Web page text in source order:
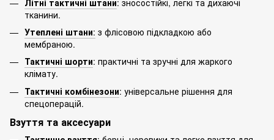
тканини.
Утеплені штани: з флісовою підкладкою або
мембраною.
Тактичні шорти: практичні та зручні для жаркого
клімату.
Тактичні комбінезони: універсальне рішення для
спецоперацій.
Взуття та аксесуари